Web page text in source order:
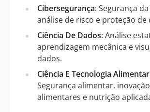
Cibersegurança: Segurança
análise de risco e proteção de
Ciência De Dados: Análise
aprendizagem mecânica e
dados.
Ciência E Tecnologia
Segurança alimentar,
alimentares e nutrição